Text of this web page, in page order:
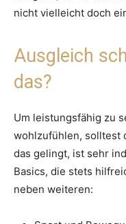
nicht vielleicht doch
Ausgleich
das?
Um leistungsfähig zu
wohlzufühlen, solltest
das gelingt, ist sehr
Basics, die stets
neben weiteren: